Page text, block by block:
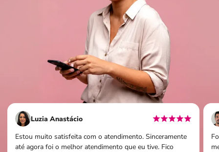
Luzia Anastácio
Estou muito satisfeita com o atendimento. Sinceramente
até agora foi o melhor atendimento que eu tive. Fico